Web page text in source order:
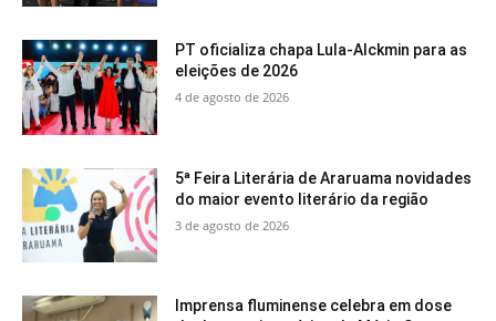
PT oficializa chapa Lula-Alckmin para as
eleições de 2026
4 de agosto de 2026
5ª Feira Literária de Araruama novidades
do maior evento literário da região
3 de agosto de 2026
Imprensa fluminense celebra em dose